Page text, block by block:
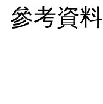
參考資料